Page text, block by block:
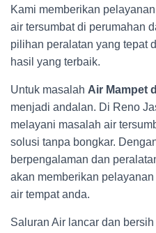
Kami memberikan
air tersumbat di perumahan
pilihan peralatan yang tepat
hasil yang terbaik.
Untuk masalah Air Mampet
menjadi andalan. Di Reno
melayani masalah air
solusi tanpa bongkar.
berpengalaman dan
akan memberikan
air tempat anda.
Saluran Air lancar dan